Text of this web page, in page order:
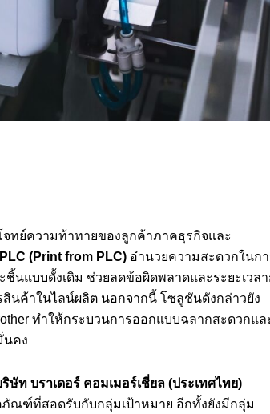
ทย์ความท้าทายของลูกค้าภาคธุรกิจและ
PLC (Print from PLC) อำนวยความสะดวกในก
แบบดั้งเดิม ช่วยลดข้อผิดพลาดและระยะเวลา
นค้าในไลน์ผลิต นอกจากนี้ โซลูชันดังกล่าวยัง
ทำให้กระบวนการออกแบบฉลากสะดวกแล
นคง
ท บราเดอร์ คอมเมอร์เชี่ยล (ประเทศไทย)
ภัณฑ์ที่สอดรับกับกลุ่มเป้าหมาย อีกทั้งยังมีกลุ่ม